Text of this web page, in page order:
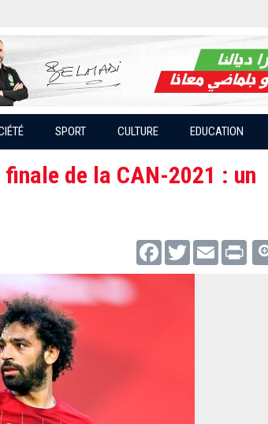
SPORT CULTURE EDUCATION
de la CAN-2021 : un
FacebookTwitter Email Print